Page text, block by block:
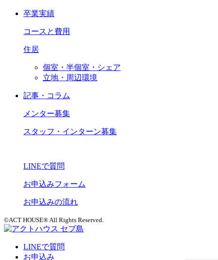
卒業実績
コースと費用
住居
個室・半個室・シェア
立地・周辺環境
記事・コラム
メンター募集
スタッフ・インターン募集
LINEで質問
お申込みフォーム
お申込みの流れ
©ACT HOUSE® All Rights Reserved.
LINEで質問
お申込み